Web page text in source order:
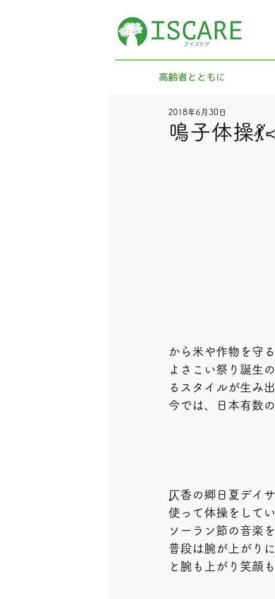
高齢者とともに
鳴子体操
2018年6月30日
から米や作物を守
よさこい祭り誕生
るスタイルが生み
今では、日本有数
仄香の郷日夏デイ
使って体操をしてい
ソーラン節の音楽
普段は腕が上がり
と腕も上がり笑顔